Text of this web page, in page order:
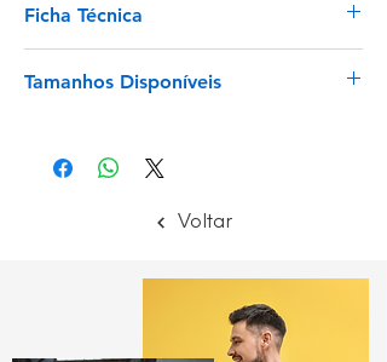
alto desempenho e máximo conforto
do utilizador
Não encolhe garantindo que este
modelo mantém a sua forma lavagem
Porta-chaves no bolso
Costas com Fole para uma maior
3 Bolsos espaçosos
Disponível a partir do tamanho XS
Lavável à máquina a 60°C
Ficha Técnica
Tamanhos Disponíveis
Voltar